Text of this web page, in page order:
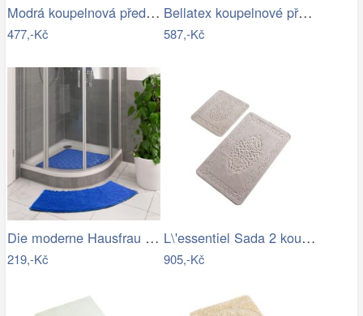
Modrá koupelnová předložka s hvězdou -…
477,-Kč
Bellatex koupelnové předložky…
587,-Kč
Die moderne Hausfrau Protiskluzová…
219,-Kč
L\'essentiel Sada 2 koupelnových…
905,-Kč